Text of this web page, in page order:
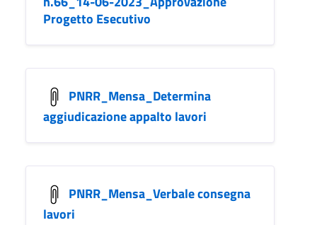
Progetto Esecutivo
PNRR_Mensa_Determina
aggiudicazione appalto lavori
PNRR_Mensa_Verbale consegna
lavori